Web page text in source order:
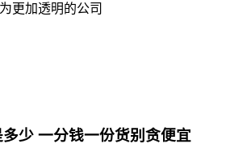
更加透明的公司
少 一分钱一份货别贪便宜